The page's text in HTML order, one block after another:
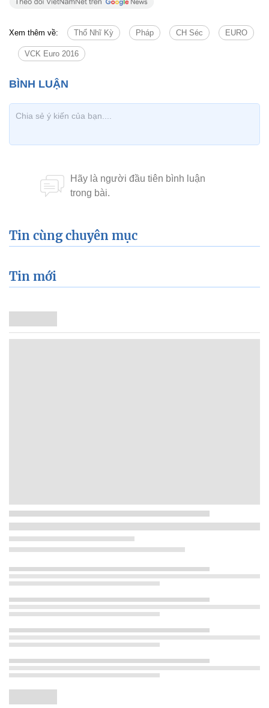
Xem thêm về: Thổ Nhĩ Kỳ Pháp CH Séc EURO
VCK Euro 2016
Tin cùng chuyên mục
Tin mới